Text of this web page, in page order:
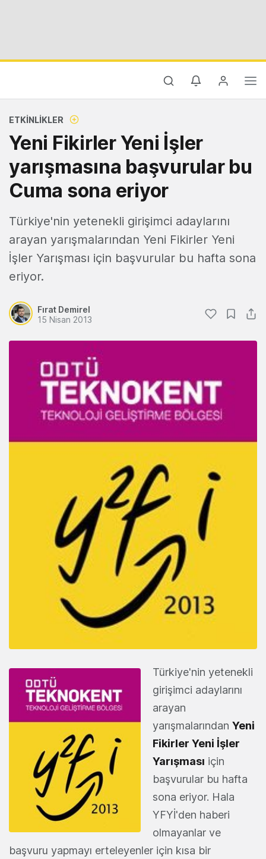
ETKINLIKLER
Yeni Fikirler Yeni İşler
yarışmasına başvurular bu
Cuma sona eriyor
Türkiye'nin yetenekli girişimci adaylarını
arayan yarışmalarından Yeni Fikirler Yeni
İşler Yarışması için başvurular bu hafta sona
eriyor.
Fırat Demirel
15 Nisan 2013
Türkiye'nin yetenekli
girişimci adaylarını
arayan
yarışmalarından Yeni
Fikirler Yeni İşler
Yarışması için
başvurular bu hafta
sona eriyor. Hala
YFYİ'den haberi
olmayanlar ve
başvuru yapmayı erteleyenler için kısa bir